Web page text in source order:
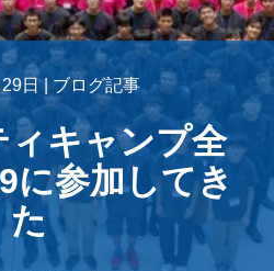
日 | ブログ記事
キャンプ全
に参加してき
た